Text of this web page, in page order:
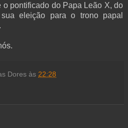
o pontificado do Papa Leão X, do
eleição para o trono papal
Dores às 22:28